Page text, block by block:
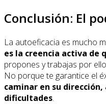
Conclusión: El
La autoeficacia es mucho
es la creencia activa de
propones y trabajas por
No porque te garantice el
caminar en su dirección,
dificultades.